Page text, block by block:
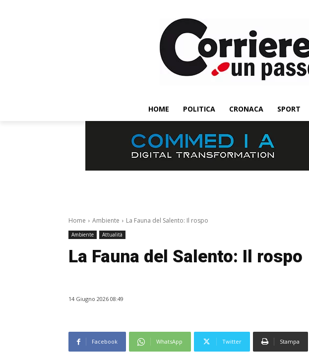
HOME POLITICA CRONACA SPORT
Home Ambiente La Fauna del Salento: Il rospo
Ambiente Attualità
La Fauna del Salento: Il rospo
14 Giugno 2026 08:49
Facebook WhatsApp Twitter Stampa